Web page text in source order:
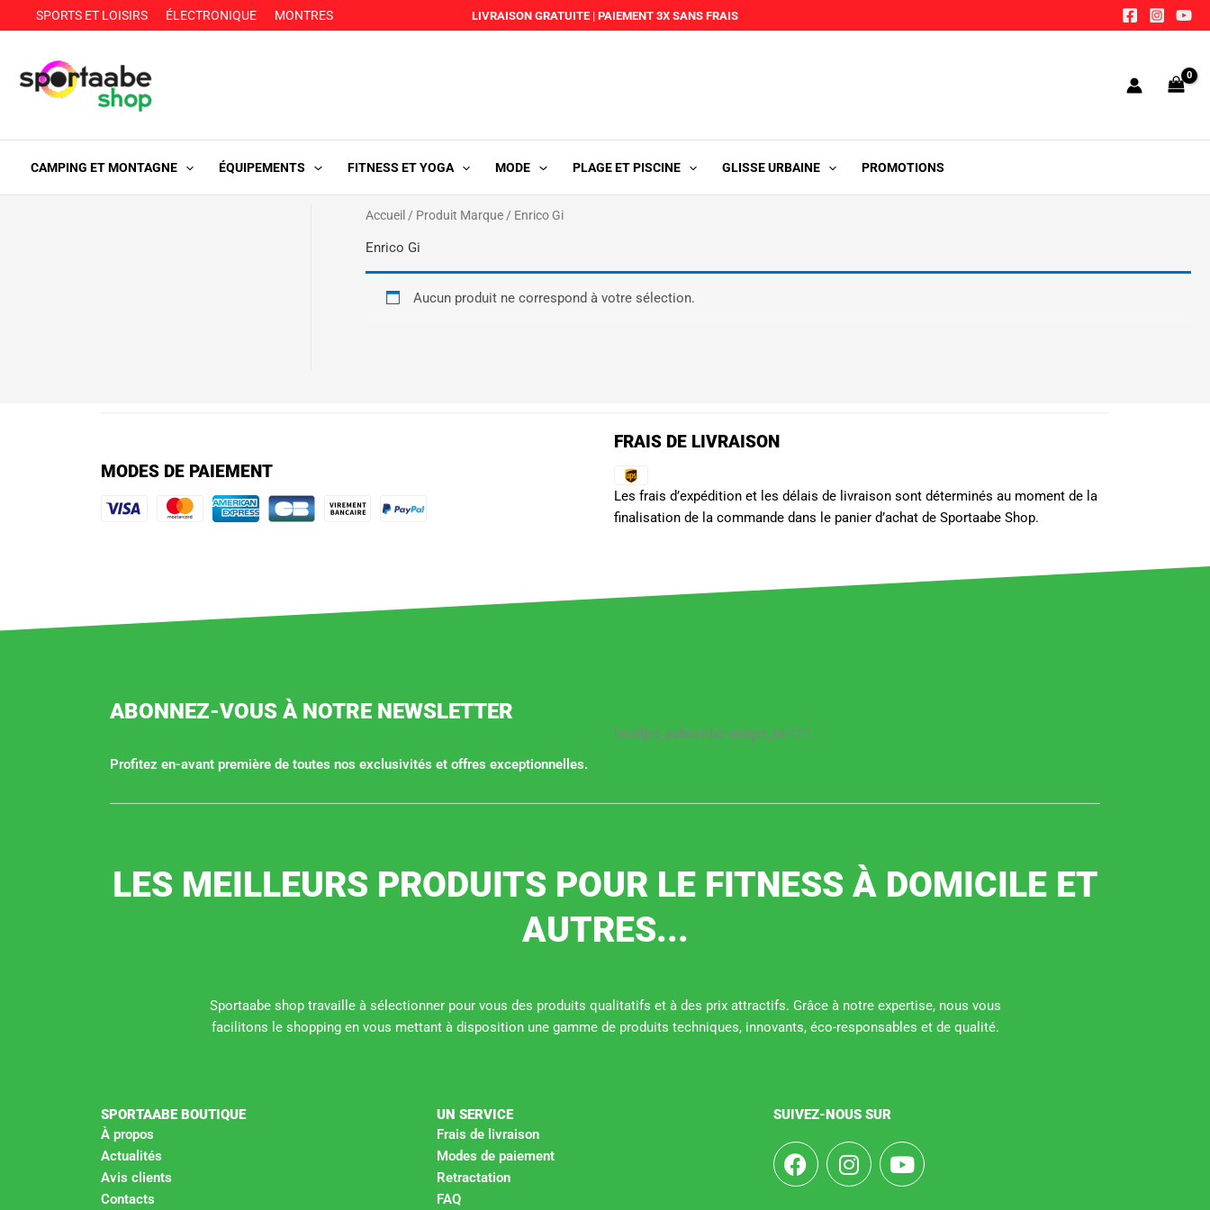
au
SPORTS ET LOISIRS ÉLECTRONIQUE MONTRES LIVRAISON GRATUITE | PAIEMENT 3X SANS FRAIS
CAMPING ET MONTAGNE ÉQUIPEMENTS FITNESS ET YOGA MODE PLAGE ET PISCINE GLISSE URBAINE PROMOTIONS
Accueil / Produit Marque / Enrico Gi
Enrico Gi
Aucun produit ne correspond à votre sélection.
MODES DE PAIEMENT
FRAIS DE LIVRAISON
Les frais d’expédition et les délais de livraison sont déterminés au moment de la
finalisation de la commande dans le panier d’achat de Sportaabe Shop.
ABONNEZ-VOUS À NOTRE NEWSLETTER
Profitez en-avant première de toutes nos exclusivités et offres exceptionnelles.
[mailjet_subscribe widget_id="2"]
LES MEILLEURS PRODUITS POUR LE FITNESS À DOMICILE ET
AUTRES...
Sportaabe shop travaille à sélectionner pour vous des produits qualitatifs et à des prix attractifs. Grâce à notre expertise, nous vous
facilitons le shopping en vous mettant à disposition une gamme de produits techniques, innovants, éco-responsables et de qualité.
SPORTAABE BOUTIQUE
À propos
Actualités
Avis clients
Contacts
UN SERVICE
Frais de livraison
Modes de paiement
Retractation
FAQ
SUIVEZ-NOUS SUR
F
a
I
n
Y
o